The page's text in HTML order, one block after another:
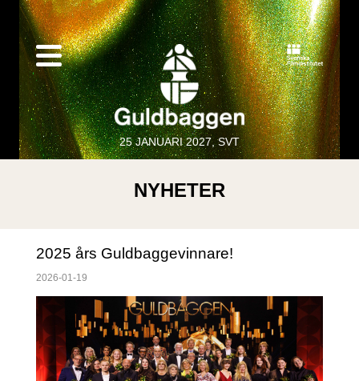
25 JANUARI 2027, SVT
NYHETER
2025 års Guldbaggevinnare!
2026-01-19